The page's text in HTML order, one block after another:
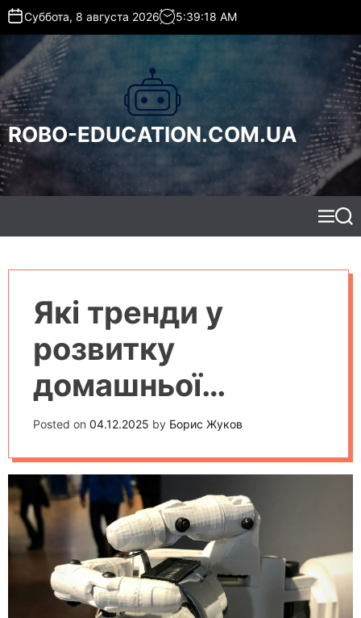
t
o
c
o
n
t
e
Суббота, 8 августа 2026 5:39:19 AM
ROBO-EDUCATION.COM.UA
M
e
S
e
Які тренди у
розвитку
домашньої
робототехніки
будуть
популярними у
2025
Posted on 04.12.2025 by Борис Жуков